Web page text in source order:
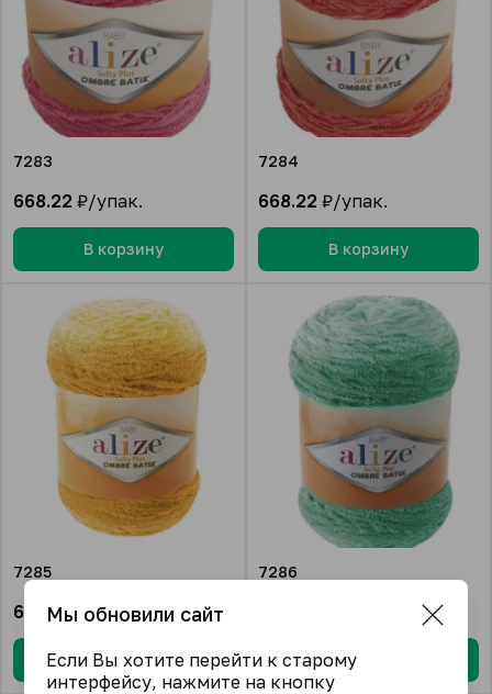
7283
668.22 ₽/упак.
В корзину
7284
668.22 ₽/упак.
В корзину
7285
668.22 ₽/упак.
В корзину
7286
В корзину
Мы обновили сайт
Если Вы хотите перейти к старому
интерфейсу, нажмите на кнопку